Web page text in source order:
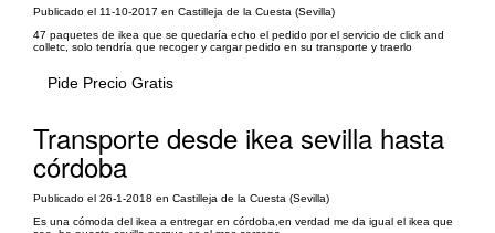
Publicado el 11-10-2017 en Castilleja de la Cuesta (Sevilla)
47 paquetes de ikea que se quedaría echo el pedido por el servicio de click and
colletc, solo tendría que recoger y cargar pedido en su transporte y traerlo
Pide Precio Gratis
Transporte desde ikea sevilla hasta
córdoba
Publicado el 26-1-2018 en Castilleja de la Cuesta (Sevilla)
Es una cómoda del ikea a entregar en córdoba,en verdad me da igual el ikea que